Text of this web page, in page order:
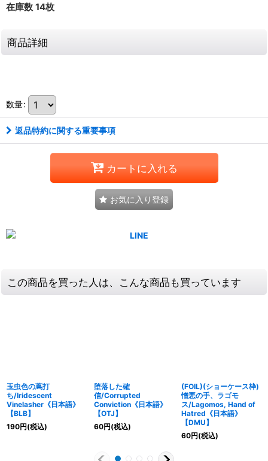
在庫数 14枚
商品詳細
数量:
返品特約に関する重要事項
カートに入れる
お気に入り登録
この商品を買った人は、こんな商品も買っています
玉虫色の蔦打
ち/Iridescent
Vinelasher《日本語》
【BLB】
190円(税込)
堕落した確
信/Corrupted
Conviction《日本語》
【OTJ】
60円(税込)
(FOIL)(ショーケース枠)
憎悪の手、ラゴモ
ス/Lagomos, Hand of
Hatred《日本語》
【DMU】
60円(税込)